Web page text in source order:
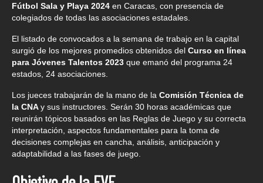
Fútbol Sala y Playa 2024 en Caracas, con presencia de
colegiados de todas las asociaciones estadales.
El listado de convocados a la semana de trabajo en la capital
surgió de los mejores promedios obtenidos del Curso en línea
para Jóvenes Talentos 2023 que emanó del programa 24
estados, 24 asociaciones.
Los jueces trabajarán de la mano de la Comisión Técnica de
la CNAy sus instructores. Serán 30 horas académicas que
reunirán tópicos basados en las Reglas de Juego y su correcta
interpretación, aspectos fundamentales para la toma de
decisiones complejas en cancha, análisis, anticipación y
adaptabilidad a las fases de juego.